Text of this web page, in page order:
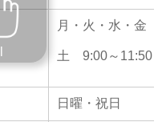
月・火・水・金
土 9:00～11:50
日曜・祝日